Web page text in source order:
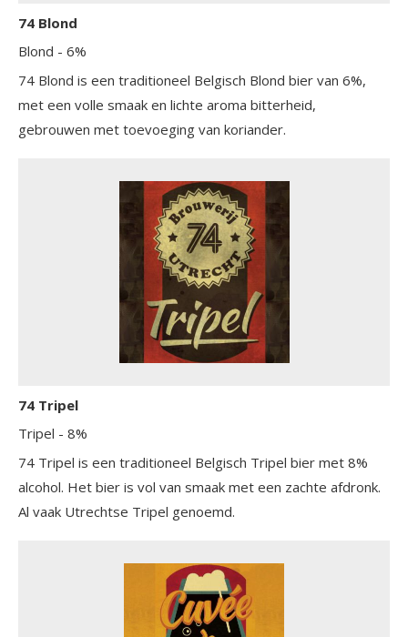
74 Blond
Blond - 6%
74 Blond is een traditioneel Belgisch Blond bier van 6%,
met een volle smaak en lichte aroma bitterheid,
gebrouwen met toevoeging van koriander.
74 Tripel
Tripel - 8%
74 Tripel is een traditioneel Belgisch Tripel bier met 8%
alcohol. Het bier is vol van smaak met een zachte afdronk.
Al vaak Utrechtse Tripel genoemd.